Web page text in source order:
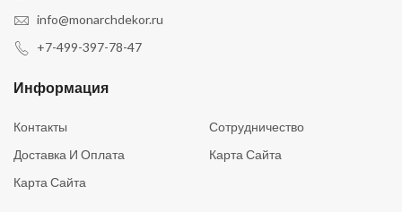
info@monarchdekor.ru
+7-499-397-78-47
Информация
Контакты
Сотрудничество
Доставка И Оплата
Карта Сайта
Карта Сайта